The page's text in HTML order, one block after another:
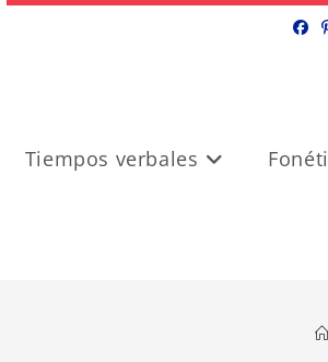
Tiempos verbales